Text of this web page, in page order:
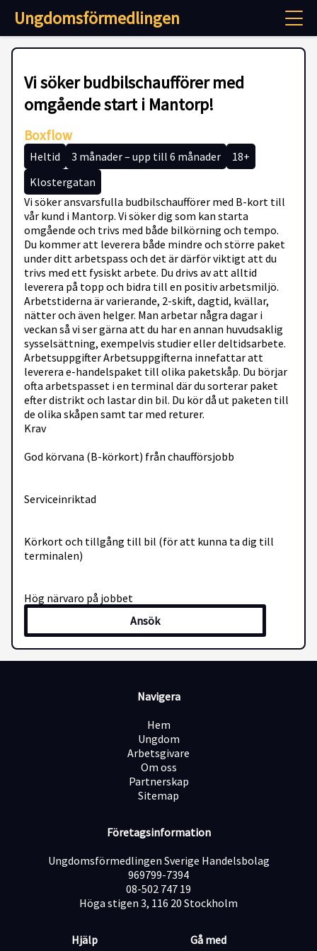
Ungdomsförmedlingen
Vi söker budbilschaufförer med
omgående start i Mantorp!
Boxflow
Heltid 3 månader – upp till 6 månader
18+
Klostergatan
Vi söker ansvarsfulla budbilschaufförer med B-kort till
vår kund i Mantorp. Vi söker dig som kan starta
omgående och trivs med både bilkörning och tempo.
Du kommer att leverera både mindre och större paket
under ditt arbetspass och det är därför viktigt att du
trivs med ett fysiskt arbete. Du drivs av att alltid
leverera på topp och bidra till en positiv arbetsmiljö.
Arbetstiderna är varierande, 2-skift, dagtid, kvällar,
nätter och även helger. Man arbetar några dagar i
veckan så vi ser gärna att du har en annan huvudsaklig
sysselsättning, exempelvis studier eller deltidsarbete.
Arbetsuppgifter Arbetsuppgifterna innefattar att
leverera e-handelspaket till olika paketskåp. Du börjar
ofta arbetspasset i en terminal där du sorterar paket
efter distrikt och lastar din bil. Du kör då ut paketen till
de olika skåpen samt tar med returer.
Krav
God körvana (B-körkort) från chaufförsjobb
Serviceinriktad
Körkort och tillgång till bil (för att kunna ta dig till
terminalen)
Hög närvaro på jobbet
Rekryteringsprocess och ansökan Under
löpande och kan komma att tillsätta tjänsten innan
Ansökan sker genom att du registrerar dig nedan,
bifoga CV och personligt brev. Observera att vi inte har
möjlighet att hantera ansökningar som inkommer via
Om Boxflow Boxflow är ett av Sveriges snabbast
tredjepartslogistik, sitelösningar, konsulttjänster
samt bemanning av personal inom logistik och
Göteborg, Stockholm, Västerås Helsingborg, Malmö,
Kristianstad och Perstorp. Inom de närmsta åren
beräknas Boxflow omsätta 1 miljard kronor och ha fler
än 1100 anställda.
Ansök
Navigera
Hem
Ungdom
Arbetsgivare
Om oss
Partnerskap
Sitemap
Företagsinformation
Ungdomsförmedlingen Sverige Handelsbolag
969799-7394
08-502 747 19
Höga stigen 3, 116 20 Stockholm
Hjälp Gå med